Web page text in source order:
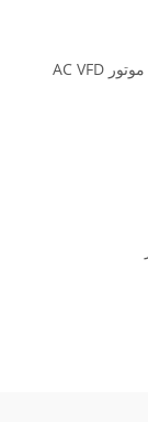
موتور AC VFD